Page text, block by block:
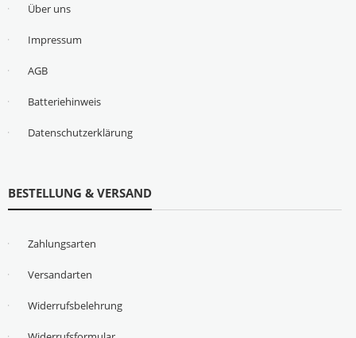
Über uns
Impressum
AGB
Batteriehinweis
Datenschutzerklärung
BESTELLUNG & VERSAND
Zahlungsarten
Versandarten
Widerrufsbelehrung